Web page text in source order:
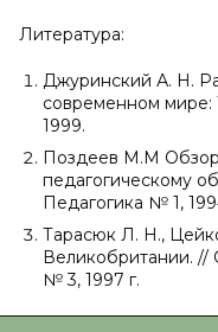
Литература:
Джуринский А. Н.
современном
1999.
Поздеев М.М
педагогическому
Педагогика № 1, 1994
Тарасюк Л. Н.,
Великобритании. //
№ 3, 1997 г.